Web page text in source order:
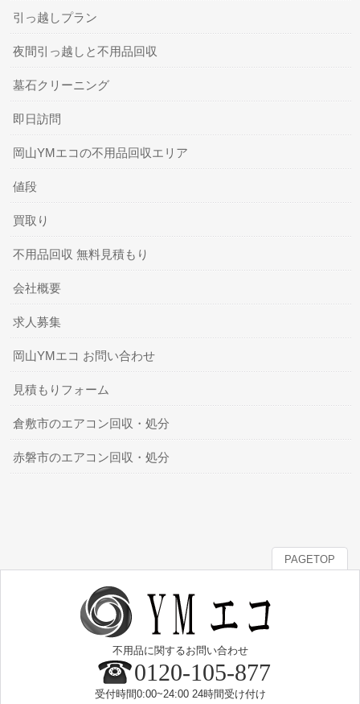
引っ越しプラン
夜間引っ越しと不用品回収
墓石クリーニング
即日訪問
岡山YMエコの不用品回収エリア
値段
買取り
不用品回収 無料見積もり
会社概要
求人募集
岡山YMエコ お問い合わせ
見積もりフォーム
倉敷市のエアコン回収・処分
赤磐市のエアコン回収・処分
PAGETOP
不用品に関するお問い合わせ
0120-105-877
受付時間0:00~24:00 24時間受け付け